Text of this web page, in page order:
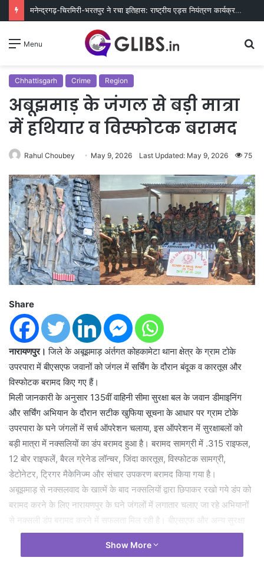
मनेन्द्रगढ़-चिरमिरी-भरतपुर ने रचा इतिहास: राष्ट्रीय एड्स नियंत्रण कार्यक्रम में लक्ष्य हासिल करने वाला छत्तीसगढ़ का पहला जिला बना
Menu
Chhattisgarh Crime Region
अबूझमाड़ के जंगल से बड़ी मात्रा
में हथियार व विस्फोटक बरामद
Rahul Choubey May 9, 2026 Last Updated: May 9, 2026 75
Share
नारायणपुर। जिले के अबूझमाड़ अंर्तगत कोहकामेटा थाना क्षेत्र के ग्राम टोके
उपरपारा में बीएसएफ जवानों को जंगल में सर्चिंग के दौरान बंदूक व कारतूस और
विस्फोटक बरामद किए गए हैं।
मिली जानकारी के अनुसार 135वीं वाहिनी सीमा सुरक्षा बल के जवान डीमाइनिंग
और सर्चिंग अभियान के दौरान सटीक खुफिया सूचना के आधार पर ग्राम टोके
उपरपारा के घने जंगलों में सर्च ऑपरेशन चलाया, इस ऑपरेशन में सुरक्षाबलों को
बड़ी मात्रा में नक्सलियों का डंप बरामद हुआ है। बरामद सामग्री में .315 राइफल,
12 बोर राइफलें, बैरल ग्रेनेड लॉन्चर, जिंदा कारतूस, विस्फोटक सामग्री,
डेटोनेटर, ट्रिगर मैकेनिज्म और संचार उपकरण बरामद किया गया है।
अबूझमाड़ से नक्सलवाद के खात्में के बाद नक्सलियों द्वारा छिपाकर रखो गये डंप को
बरामद करने के लिए नारायणपुर के घने जंगलों में लगातार चलाए जा रहे अभियानों
से नक्सली डंप बरामद करने में सफलता मिल रही है। बीएसएफ और अन्य सुरक्षा
एजेंसियों ने स्पष्ट किया है कि क्षेत्र में शांति, सुरक्षा और विकास सुनिश्चित करने के
उद्देश्य से अभियान आगे भी लगातार जारी रहेंगे।
Show More